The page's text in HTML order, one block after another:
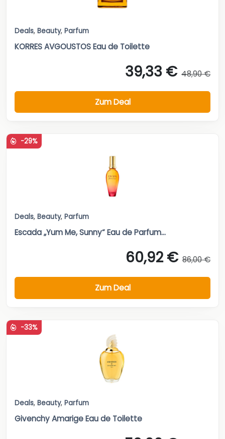
Deals, Beauty, Parfum
KORRES AVGOUSTOS Eau de Toilette
39,33 € 48,90 €
Zum Deal
-29%
Deals, Beauty, Parfum
Escada „Yum Me, Sunny“ Eau de Parfum...
60,92 € 86,00 €
Zum Deal
-33%
Deals, Beauty, Parfum
Givenchy Amarige Eau de Toilette